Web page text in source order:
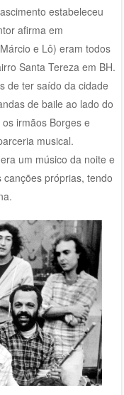
estabeleceu
afirma em
e Lô) eram todos
Santa Tereza em BH.
de ter saído da cidade
de baile ao lado do
irmãos Borges e
musical.
um músico da noite e
próprias, tendo